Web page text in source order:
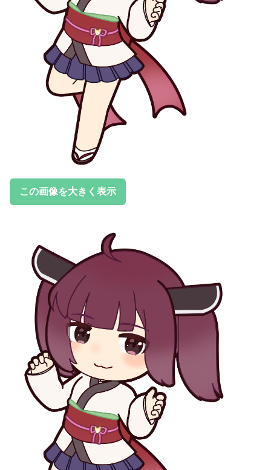
この画像を大きく表示